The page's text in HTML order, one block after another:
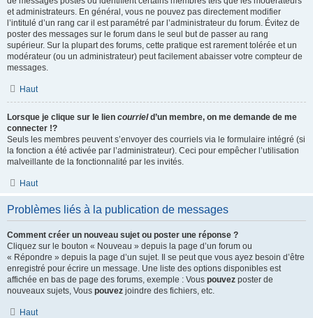
et administrateurs. En général, vous ne pouvez pas directement modifier
l’intitulé d’un rang car il est paramétré par l’administrateur du forum. Évitez de
poster des messages sur le forum dans le seul but de passer au rang
supérieur. Sur la plupart des forums, cette pratique est rarement tolérée et un
modérateur (ou un administrateur) peut facilement abaisser votre compteur de
messages.
Haut
Lorsque je clique sur le lien courrield’un membre, on me demande de me
connecter !?
Seuls les membres peuvent s’envoyer des courriels via le formulaire intégré (si
la fonction a été activée par l’administrateur). Ceci pour empêcher l’utilisation
malveillante de la fonctionnalité par les invités.
Haut
Problèmes liés à la publication de messages
Comment créer un nouveau sujet ou poster une réponse ?
Cliquez sur le bouton « Nouveau » depuis la page d’un forum ou
« Répondre » depuis la page d’un sujet. Il se peut que vous ayez besoin d’être
enregistré pour écrire un message. Une liste des options disponibles est
affichée en bas de page des forums, exemple : Vous pouvez poster de
nouveaux sujets, Vous pouvez joindre des fichiers, etc.
Haut